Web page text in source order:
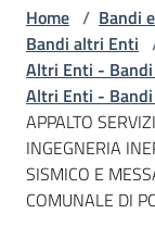
L'Agenzia
Bandi
Home / Bandi
Bandi altri Enti
Altri Enti - Bandi
Altri Enti - Bandi
APPALTO
INGEGNERIA
SISMICO E
COMUNALE DI